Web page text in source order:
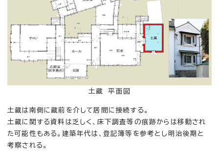
土蔵 平面図
土蔵は南側に蔵前を介して居間に接続する。
土蔵に関する資料は乏しく、床下調査等の痕跡からは移動され
た可能性もある。建築年代は、登記簿等を参考とし明治後期と
考察される。